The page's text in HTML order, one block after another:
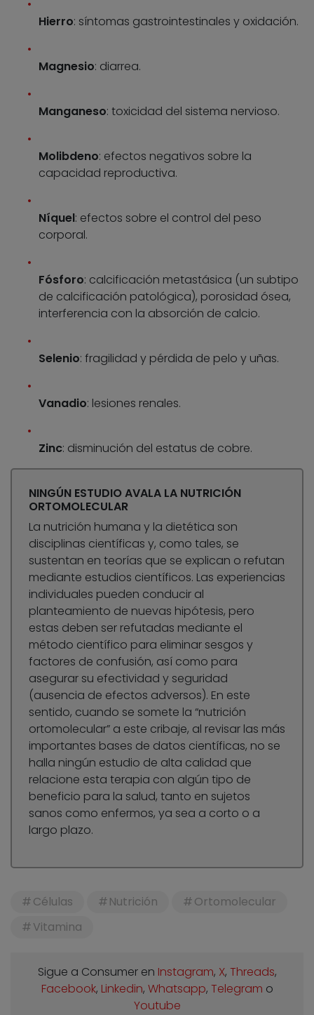
Hierro: síntomas gastrointestinales y oxidación.
Magnesio: diarrea.
Manganeso: toxicidad del sistema nervioso.
Molibdeno: efectos negativos sobre la
capacidad reproductiva.
Níquel: efectos sobre el control del peso
corporal.
Fósforo: calcificación metastásica (un subtipo
de calcificación patológica), porosidad ósea,
interferencia con la absorción de calcio.
Selenio: fragilidad y pérdida de pelo y uñas.
Vanadio: lesiones renales.
Zinc: disminución del estatus de cobre.
NINGÚN ESTUDIO AVALA LA NUTRICIÓN
ORTOMOLECULAR
La nutrición humana y la dietética son
disciplinas científicas y, como tales, se
sustentan en teorías que se explican o refutan
mediante estudios científicos. Las experiencias
individuales pueden conducir al
planteamiento de nuevas hipótesis, pero
estas deben ser refutadas mediante el
método científico para eliminar sesgos y
factores de confusión, así como para
asegurar su efectividad y seguridad
(ausencia de efectos adversos). En este
sentido, cuando se somete la “nutrición
ortomolecular” a este cribaje, al revisar las más
importantes bases de datos científicas, no se
halla ningún estudio de alta calidad que
relacione esta terapia con algún tipo de
beneficio para la salud, tanto en sujetos
sanos como enfermos, ya sea a corto o a
largo plazo.
Células Nutrición
Ortomolecular
Vitamina
Sigue a Consumer en Instagram, X, Threads,
Facebook, Linkedin, Whatsapp, Telegram o
Youtube